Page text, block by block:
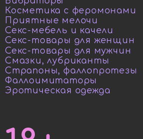
Косметика с феромонами
Приятные мелочи
Секс-мебель и качели
Секс-товары для женщин
Секс-товары для мужчин
Смазки, лубриканты
Страпоны, фаллопротезы
Фаллоимитаторы
Эротическая одежда